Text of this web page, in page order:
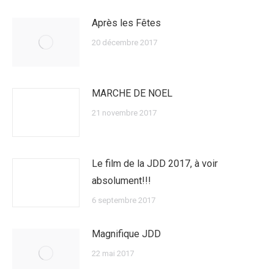
Après les Fêtes
20 décembre 2017
MARCHE DE NOEL
21 novembre 2017
Le film de la JDD 2017, à voir
absolument!!!
6 septembre 2017
Magnifique JDD
22 mai 2017